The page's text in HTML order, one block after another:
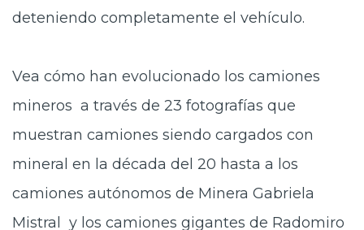
deteniendo completamente el vehículo.
Vea cómo han evolucionado los camiones
mineros a través de 23 fotografías que
muestran camiones siendo cargados con
mineral en la década del 20 hasta a los
camiones autónomos de Minera Gabriela
Mistral y los camiones gigantes de Radomiro